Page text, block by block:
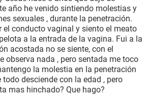
año he venido sintiendo molestias y
sexuales , durante la penetración.
el conducto vaginal y siento el meato
a la entrada de la vagina. Fui a la
acostada no se siente, con el
observa nada , pero sentada me toco
la molestia en la penetración
todo desciende con la edad , pero
mas hinchado? Que hago?